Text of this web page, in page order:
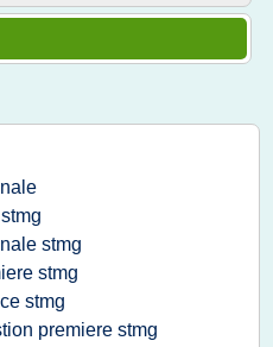
stmg
stmg
stmg
premiere stmg